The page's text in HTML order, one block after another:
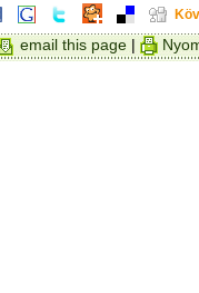
email this page |